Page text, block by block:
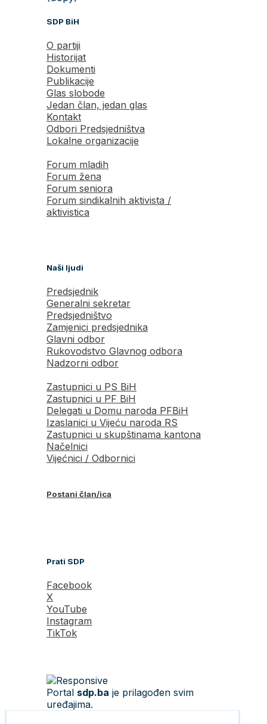
SDP BiH
O partiji
Historijat
Dokumenti
Publikacije
Glas slobode
Jedan član, jedan glas
Kontakt
Odbori Predsjedništva
Lokalne organizacije
Forum mladih
Forum žena
Forum seniora
Forum sindikalnih aktivista /
aktivistica
Naši ljudi
Predsjednik
Generalni sekretar
Predsjedništvo
Zamjenici predsjednika
Glavni odbor
Rukovodstvo Glavnog odbora
Nadzorni odbor
Zastupnici u PS BiH
Zastupnici u PF BiH
Delegati u Domu naroda PFBiH
Izaslanici u Vijeću naroda RS
Zastupnici u skupštinama kantona
Načelnici
Vijećnici / Odbornici
Postani član/ica
Prati SDP
Facebook
X
YouTube
Instagram
TikTok
Portal sdp.ba je prilagođen svim
uređajima.